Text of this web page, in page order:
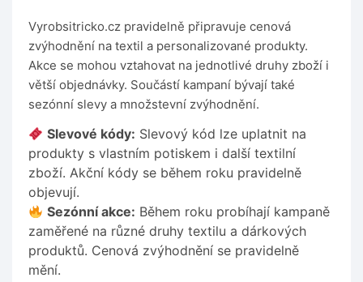
Vyrobsitricko.cz pravidelně připravuje cenová
zvýhodnění na textil a personalizované produkty.
Akce se mohou vztahovat na jednotlivé druhy zboží i
větší objednávky. Součástí kampaní bývají také
sezónní slevy a množstevní zvýhodnění.
Slevové kódy: Slevový kód lze uplatnit na
produkty s vlastním potiskem i další textilní
zboží. Akční kódy se během roku pravidelně
objevují.
Sezónní akce: Během roku probíhají kampaně
zaměřené na různé druhy textilu a dárkových
produktů. Cenová zvýhodnění se pravidelně
mění.